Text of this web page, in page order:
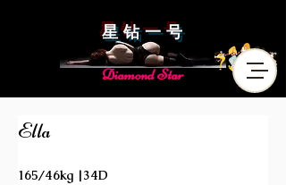
星 钻 一 号
Diamond Star
Ella
165/46kg |34D